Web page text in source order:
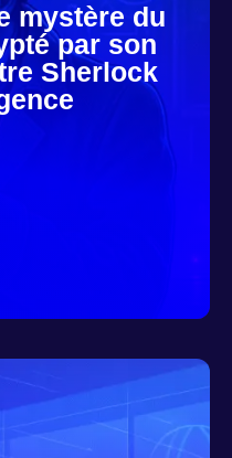
mystère du
par son
Sherlock